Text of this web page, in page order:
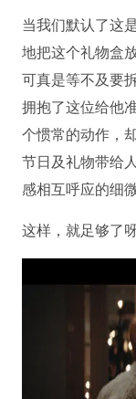
当我们默认了这
地把这个礼物盒
可真是等不及要
拥抱了这位给他
个惯常的动作，
节日及礼物带给
感相互呼应的细
这样，就足够了呀